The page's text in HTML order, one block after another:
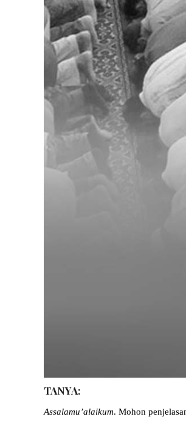
TANYA:
Assalamu’alaikum. Mohon